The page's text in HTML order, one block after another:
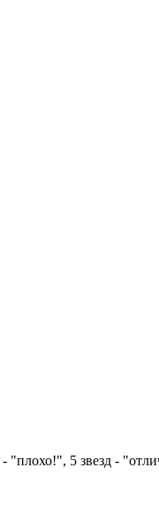
"плохо!", 5 звезд -